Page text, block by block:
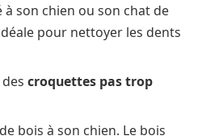
son chien ou son chat de
pour nettoyer les dents
croquettes pas trop
de bois à son chien. Le bois